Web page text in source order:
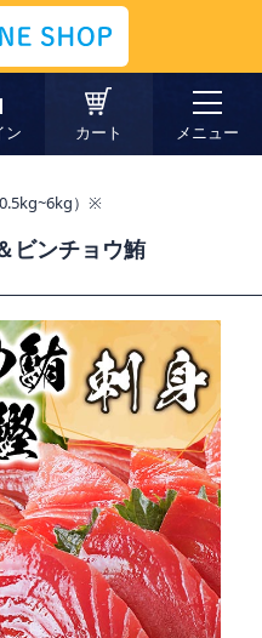
ン カート メニュー
）※
ビンチョウ鮪